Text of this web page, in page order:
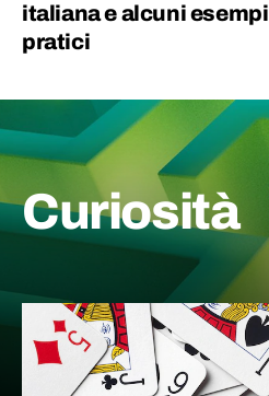
italiana e alcuni esempi
pratici
Curiosità